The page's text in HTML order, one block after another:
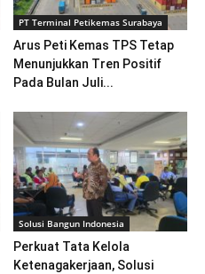
PT Terminal Petikemas Surabaya
Arus Peti Kemas TPS Tetap
Menunjukkan Tren Positif
Pada Bulan Juli...
Solusi Bangun Indonesia
Perkuat Tata Kelola
Ketenagakerjaan, Solusi